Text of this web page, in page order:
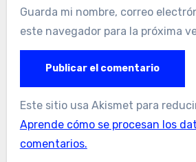
Guarda mi nombre, correo
este navegador para la próxima
Este sitio usa Akismet para
Aprende cómo se procesan los
comentarios.